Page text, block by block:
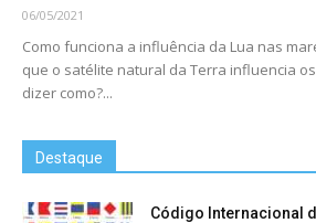
06/05/2021
Como funciona a influência da Lua nas
que o satélite natural da Terra influencia
dizer como?...
Destaque
Código Internacional